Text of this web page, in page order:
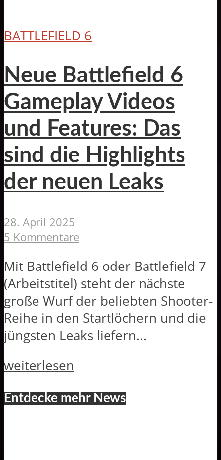
BATTLEFIELD 6
Neue Battlefield 6
Gameplay Videos
und Features: Das
sind die Highlights
der neuen Leaks
28. April 2025
5 Kommentare
Mit Battlefield 6 oder Battlefield 7
(Arbeitstitel) steht der nächste
große Wurf der beliebten Shooter-
Reihe in den Startlöchern und die
jüngsten Leaks liefern...
weiterlesen
Entdecke mehr News